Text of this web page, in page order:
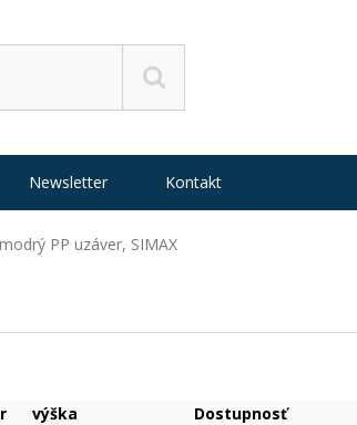
PP uzáver, SIMAX
výška Dostupnosť
Newsletter Kontakt